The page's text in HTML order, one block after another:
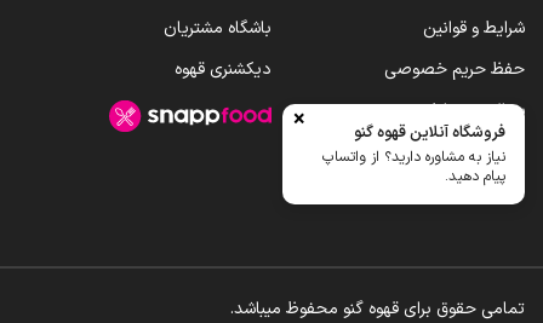
شرایط و قوانین
حفظ حریم خصوصی
سوالات متداول
رویه ارسال کالا
باشگاه مشتریان
دیکشنری قهوه
× فروشگاه آنلاین قهوه گنو
نیاز به مشاوره دارید؟ از واتساپ
پیام دهید.
تمامی حقوق برای قهوه گنو محفوظ میباشد.